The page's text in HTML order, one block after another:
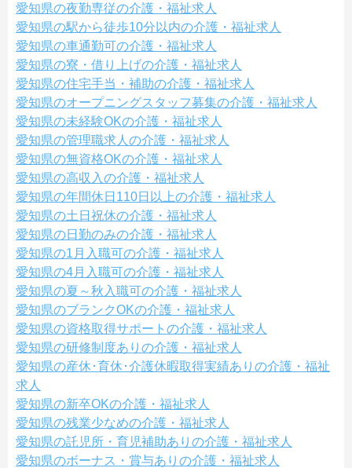
愛知県の夜勤専従の介護・福祉求人
愛知県の駅から徒歩10分以内の介護・福祉求人
愛知県の車通勤可の介護・福祉求人
愛知県の寮・借り上げの介護・福祉求人
愛知県の住宅手当・補助の介護・福祉求人
愛知県のオープニングスタッフ募集の介護・福祉求人
愛知県の未経験OKの介護・福祉求人
愛知県の管理職求人の介護・福祉求人
愛知県の無資格OKの介護・福祉求人
愛知県の高収入の介護・福祉求人
愛知県の年間休日110日以上の介護・福祉求人
愛知県の土日祝休の介護・福祉求人
愛知県の日勤のみの介護・福祉求人
愛知県の1月入職可の介護・福祉求人
愛知県の4月入職可の介護・福祉求人
愛知県の夏～秋入職可の介護・福祉求人
愛知県のブランクOKの介護・福祉求人
愛知県の資格取得サポートの介護・福祉求人
愛知県の研修制度ありの介護・福祉求人
愛知県の産休･育休･介護休暇取得実績ありの介護・福祉
求人
愛知県の新卒OKの介護・福祉求人
愛知県の残業少なめの介護・福祉求人
愛知県の託児所・育児補助ありの介護・福祉求人
愛知県のボーナス・賞与ありの介護・福祉求人